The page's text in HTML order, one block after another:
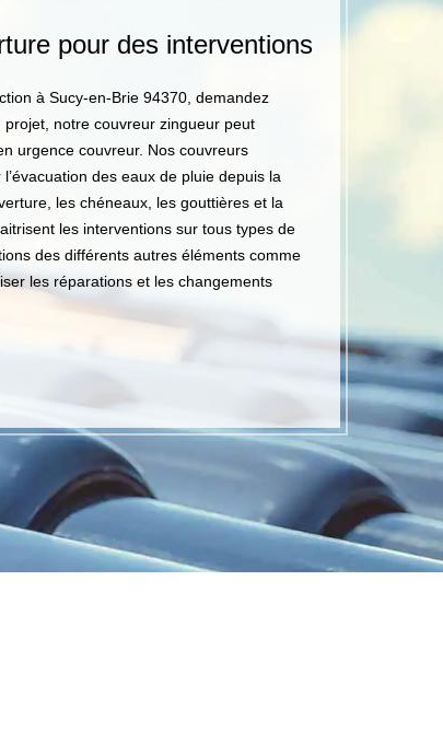
pour des interventions
à Sucy-en-Brie 94370, demandez
projet, notre couvreur zingueur peut
urgence couvreur. Nos couvreurs
des eaux de pluie depuis la
les chéneaux, les gouttières et la
les interventions sur tous types de
des différents autres éléments comme
les réparations et les changements